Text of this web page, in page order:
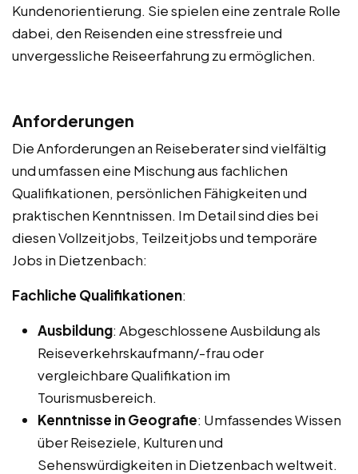
Kundenorientierung. Sie spielen eine zentrale Rolle
dabei, den Reisenden eine stressfreie und
unvergessliche Reiseerfahrung zu ermöglichen.
Anforderungen
Die Anforderungen an Reiseberater sind vielfältig
und umfassen eine Mischung aus fachlichen
Qualifikationen, persönlichen Fähigkeiten und
praktischen Kenntnissen. Im Detail sind dies bei
diesen Vollzeitjobs, Teilzeitjobs und temporäre
Jobs in Dietzenbach:
Fachliche Qualifikationen:
Ausbildung: Abgeschlossene Ausbildung als
Reiseverkehrskaufmann/-frau oder
vergleichbare Qualifikation im
Tourismusbereich.
Kenntnisse in Geografie: Umfassendes Wissen
über Reiseziele, Kulturen und
Sehenswürdigkeiten in Dietzenbach weltweit.